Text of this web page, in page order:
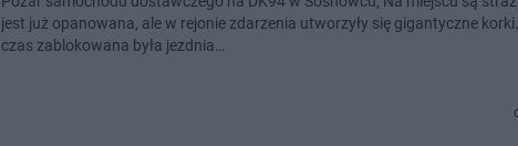
jest już opanowana, ale w rejonie zdarzenia utworzyły się gigantyczne
czas zablokowana była jezdnia…